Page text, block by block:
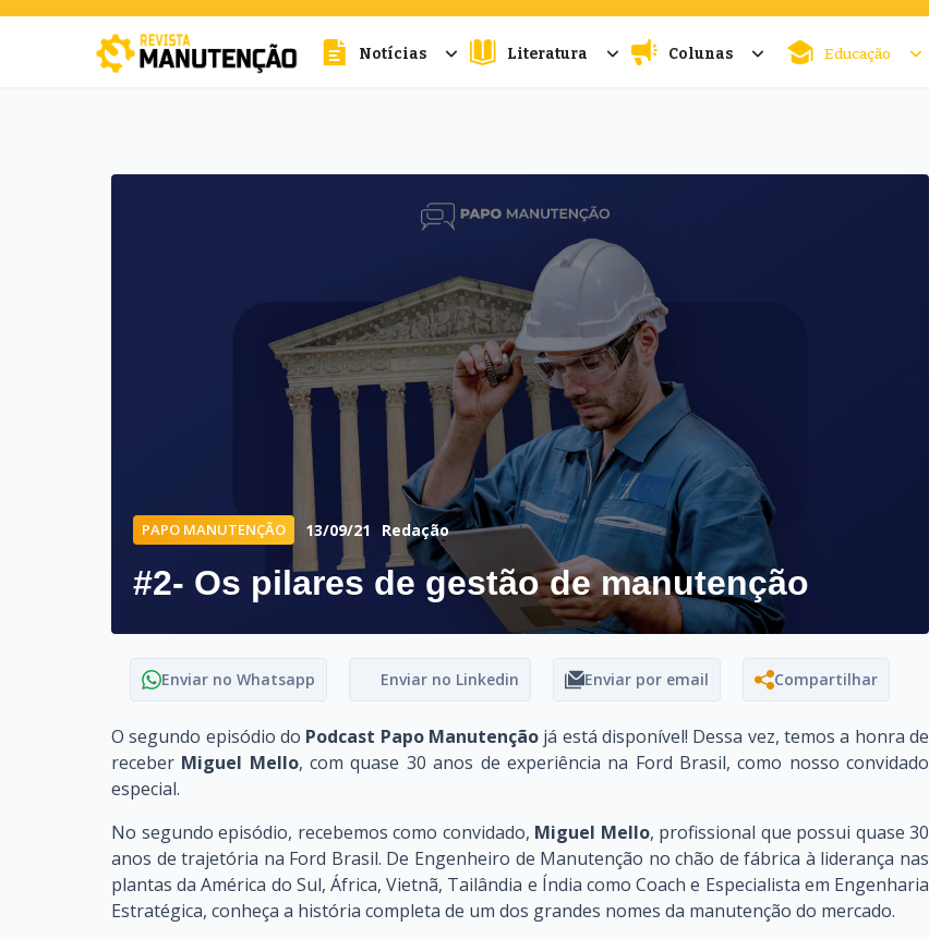
Notícias Literatura Colunas Educação
PAPO MANUTENÇÃO 13/09/21 Redação
#2- Os pilares de gestão de manutenção
Enviar no Whatsapp Enviar no Linkedin Enviar por email Compartilhar
O segundo episódio do Podcast Papo Manutenção já está disponível! Dessa vez, temos a honra de
receber Miguel Mello, com quase 30 anos de experiência na Ford Brasil, como nosso convidado
especial.
No segundo episódio, recebemos como convidado, Miguel Mello, profissional que possui quase 30
anos de trajetória na Ford Brasil. De Engenheiro de Manutenção no chão de fábrica à liderança nas
plantas da América do Sul, África, Vietnã, Tailândia e Índia como Coach e Especialista em Engenharia
Estratégica, conheça a história completa de um dos grandes nomes da manutenção do mercado.